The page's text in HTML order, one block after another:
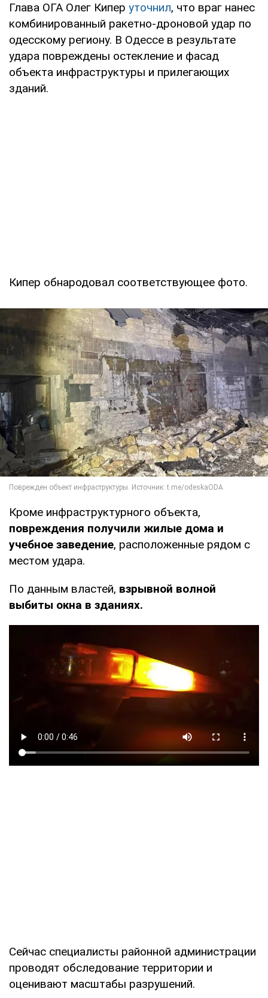
Глава ОГА Олег Кипер уточнил, что враг нанес
комбинированный ракетно-дроновой удар по
одесскому региону. В Одессе в результате
удара повреждены остекление и фасад
объекта инфраструктуры и прилегающих
зданий.
Кипер обнародовал соответствующее фото.
Кроме инфраструктурного объекта,
повреждения получили жилые дома и
учебное заведение, расположенные рядом с
местом удара.
По данным властей, взрывной волной
выбиты окна в зданиях.
Сейчас специалисты районной администрации
проводят обследование территории и
оценивают масштабы разрушений.